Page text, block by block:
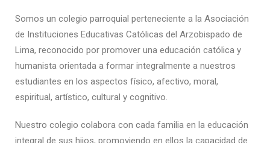
Somos un colegio parroquial perteneciente a la Asociación
de Instituciones Educativas Católicas del Arzobispado de
Lima, reconocido por promover una educación católica y
humanista orientada a formar integralmente a nuestros
estudiantes en los aspectos físico, afectivo, moral,
espiritual, artístico, cultural y cognitivo.
Nuestro colegio colabora con cada familia en la educación
integral de sus hijos, promoviendo en ellos la capacidad de